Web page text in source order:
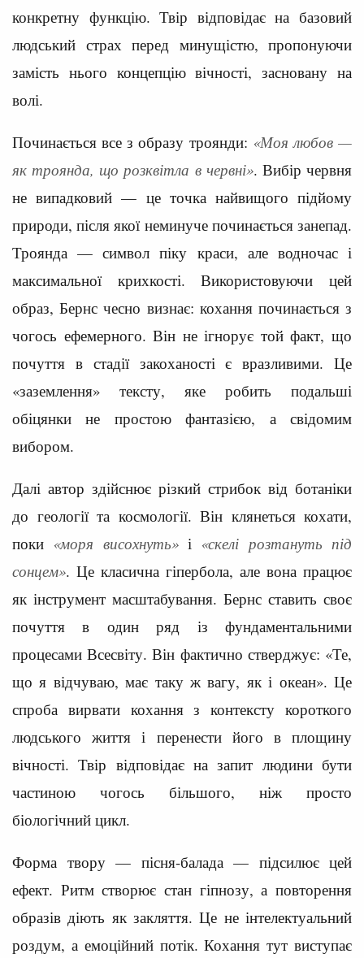
конкретну функцію. Твір відповідає на базовий
людський страх перед минущістю, пропонуючи
замість нього концепцію вічності, засновану на
волі.
Починається все з образу троянди: «Моя любов —
як троянда, що розквітла в червні». Вибір червня
не випадковий — це точка найвищого підйому
природи, після якої неминуче починається занепад.
Троянда — символ піку краси, але водночас і
максимальної крихкості. Використовуючи цей
образ, Бернс чесно визнає: кохання починається з
чогось ефемерного. Він не ігнорує той факт, що
почуття в стадії закоханості є вразливими. Це
«заземлення» тексту, яке робить подальші
обіцянки не простою фантазією, а свідомим
вибором.
Далі автор здійснює різкий стрибок від ботаніки
до геології та космології. Він клянеться кохати,
поки «моря висохнуть»і «скелі розтануть під
сонцем». Це класична гіпербола, але вона працює
як інструмент масштабування. Бернс ставить своє
почуття в один ряд із фундаментальними
процесами Всесвіту. Він фактично стверджує: «Те,
що я відчуваю, має таку ж вагу, як і океан». Це
спроба вирвати кохання з контексту короткого
людського життя і перенести його в площину
вічності. Твір відповідає на запит людини бути
частиною чогось більшого, ніж просто
біологічний цикл.
Форма твору — пісня-балада — підсилює цей
ефект. Ритм створює стан гіпнозу, а повторення
образів діють як закляття. Це не інтелектуальний
роздум, а емоційний потік. Кохання тут виступає